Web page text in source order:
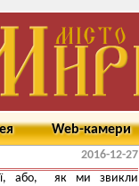
Web-камери
2016-12-27
або, як ми звикли